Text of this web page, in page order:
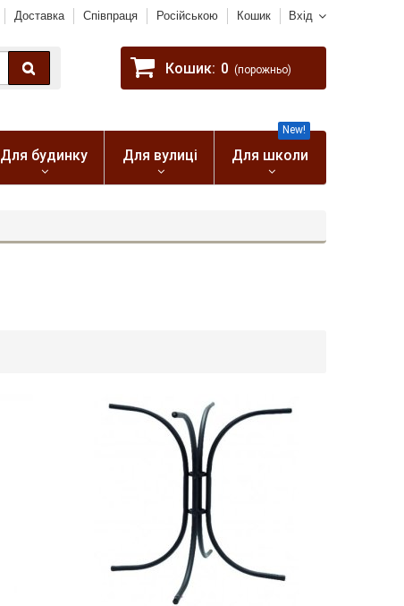
Вхід
Доставка Співпраця Російською Кошик
Кошик: 0 (порожньо)
Для будинку Для вулиці Для школи
New!